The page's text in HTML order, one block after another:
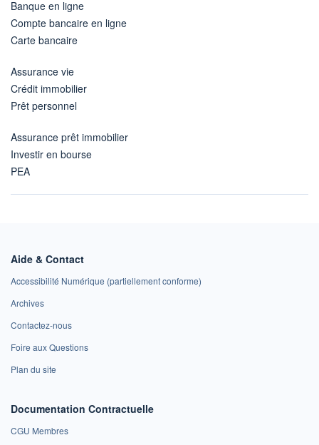
Banque en ligne
Compte bancaire en ligne
Carte bancaire
Assurance vie
Crédit immobilier
Prêt personnel
Assurance prêt immobilier
Investir en bourse
PEA
Aide & Contact
Accessibilité Numérique (partiellement conforme)
Archives
Contactez-nous
Foire aux Questions
Plan du site
Documentation Contractuelle
CGU Membres